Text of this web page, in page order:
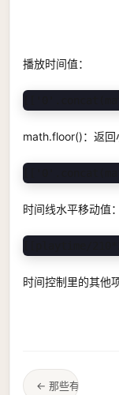
播放时间值：
math.floor()：返回
时间线水平移动值：
时间控制里的其他
← 那些有意思的网